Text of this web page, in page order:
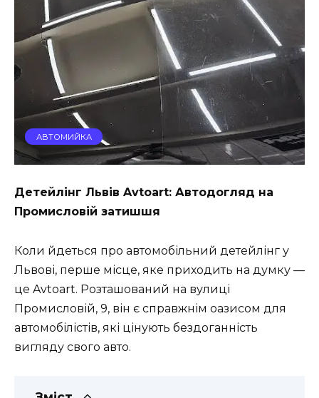
АВТОМИЙКА
Детейлінг Львів Avtoart: Автодогляд на
Промисловій затишшя
Коли йдеться про автомобільний детейлінг у
Львові, перше місце, яке приходить на думку —
це Avtoart. Розташований на вулиці
Промисловій, 9, він є справжнім оазисом для
автомобілістів, які цінують бездоганність
вигляду свого авто.